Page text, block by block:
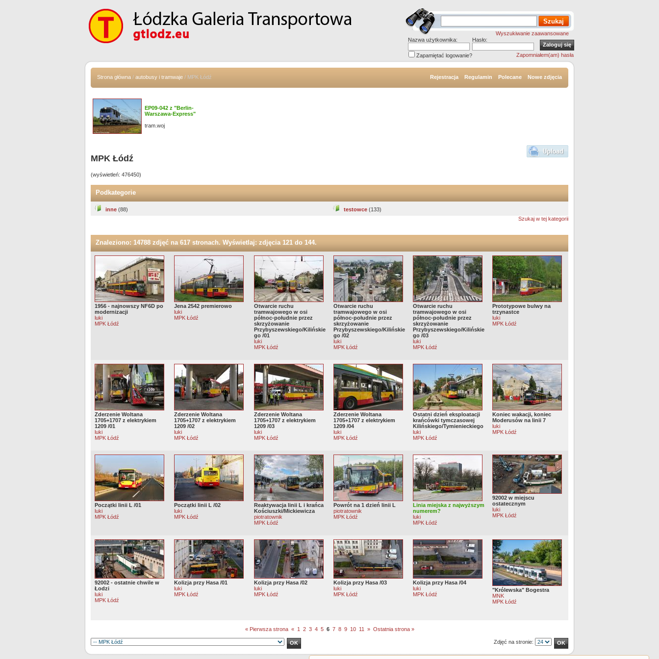
Wyszukiwanie zaawansowane
Nazwa użytkownika:
Hasło:
Zapamiętać logowanie? Zapomniałem(am) hasła
Strona główna / autobusy i tramwaje / MPK Łódź Rejestracja Regulamin Polecane Nowe zdjęcia
EP09-042 z "Berlin-
Warszawa-Express"
tram.woj
MPK Łódź
(wyświetleń: 476450)
Podkategorie
inne (88) testowce (133)
Szukaj w tej kategorii
Znaleziono: 14788 zdjęć na 617 stronach. Wyświetlaj: zdjęcia 121 do 144.
1956 - najnowszy NF6D po
modernizacji
luki
MPK Łódź
Jena 2542 premierowo
luki
MPK Łódź
Otwarcie ruchu
tramwajowego w osi
północ-południe przez
skrzyżowanie
Przybyszewskiego/Kilińskie
go /01
luki
MPK Łódź
Otwarcie ruchu
tramwajowego w osi
północ-południe przez
skrzyżowanie
Przybyszewskiego/Kilińskie
go /02
luki
MPK Łódź
Otwarcie ruchu
tramwajowego w osi
północ-południe przez
skrzyżowanie
Przybyszewskiego/Kilińskie
go /03
luki
MPK Łódź
Prototypowe bulwy na
trzynastce
luki
MPK Łódź
Zderzenie Woltana
1705+1707 z elektrykiem
1209 /01
luki
MPK Łódź
Zderzenie Woltana
1705+1707 z elektrykiem
1209 /02
luki
MPK Łódź
Zderzenie Woltana
1705+1707 z elektrykiem
1209 /03
luki
MPK Łódź
Zderzenie Woltana
1705+1707 z elektrykiem
1209 /04
luki
MPK Łódź
Ostatni dzień eksploatacji
krańcówki tymczasowej
Kilińskiego/Tymienieckiego
luki
MPK Łódź
Koniec wakacji, koniec
Moderusów na linii 7
luki
MPK Łódź
Początki linii L /01
luki
MPK Łódź
Początki linii L /02
luki
MPK Łódź
Reaktywacja linii L i krańca
Kościuszki/Mickiewicza
piotratownik
MPK Łódź
Powrót na 1 dzień linii L
piotratownik
MPK Łódź
Linia miejska z najwyższym
numerem?
luki
MPK Łódź
92002 w miejscu
ostatecznym
luki
MPK Łódź
92002 - ostatnie chwile w
Łodzi
luki
MPK Łódź
Kolizja przy Hasa /01
luki
MPK Łódź
Kolizja przy Hasa /02
luki
MPK Łódź
Kolizja przy Hasa /03
luki
MPK Łódź
Kolizja przy Hasa /04
luki
MPK Łódź
"Królewska" Bogestra
MNK
MPK Łódź
« Pierwsza strona « 1 2 3 4 5 6 7 8 9 10 11 » Ostatnia strona »
Zdjęć na stronie: